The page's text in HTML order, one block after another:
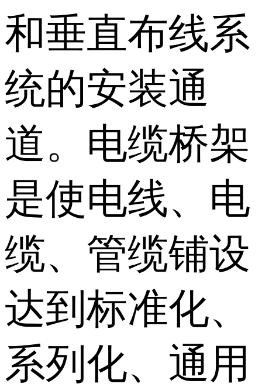
和垂直布线系
统的安装通
道。电缆桥架
是使电线、电
缆、管缆铺设
达到标准化、
系列化、通用